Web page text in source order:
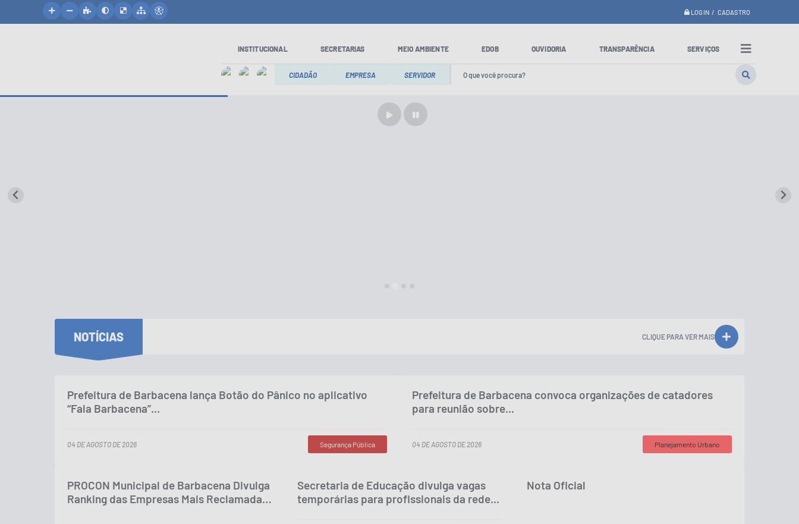
LOGIN / CADASTRO
INSTITUCIONAL SECRETARIAS MEIO AMBIENTE EDOB OUVIDORIA TRANSPARÊNCIA SERVIÇOS
CIDADÃO EMPRESA SERVIDOR
NOTÍCIAS CLIQUE PARA VER MAIS
Prefeitura de Barbacena lança Botão do Pânico no aplicativo
“Fala Barbacena”...
04 DE AGOSTO DE 2026 Segurança Pública
Prefeitura de Barbacena convoca organizações de catadores
para reunião sobre...
04 DE AGOSTO DE 2026 Planejamento Urbano
PROCON Municipal de Barbacena Divulga
Ranking das Empresas Mais Reclamadas
Secretaria de Educação divulga vagas
temporárias para profissionais da rede...
Nota Oficial